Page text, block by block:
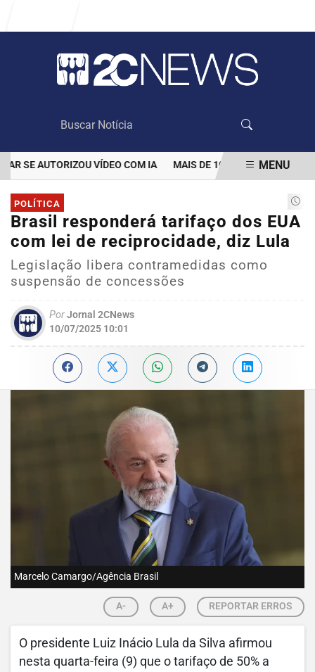
AUTORIZOU VÍDEO COM IA MAIS DE 100 MIL CLIENTES AINDA
EM ALTA
MENU
POLÍTICA
Brasil responderá tarifaço dos EUA
com lei de reciprocidade, diz Lula
Legislação libera contramedidas como
suspensão de concessões
PorJornal 2CNews
10/07/2025 10:01
Marcelo Camargo/Agência Brasil
A- A+ REPORTAR ERROS
O presidente Luiz Inácio Lula da Silva afirmou
nesta quarta-feira (9) que o tarifaço de 50% a